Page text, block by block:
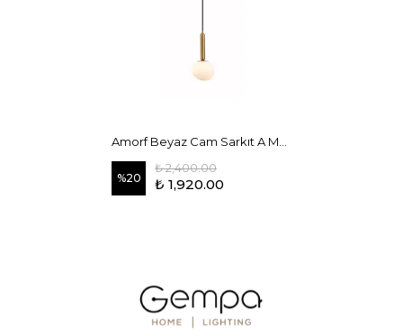
%20
₺ 2,400.00
₺ 1,920.00